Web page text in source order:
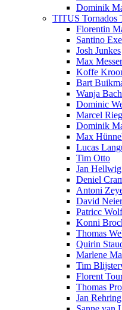
Dominik
TITUS Tornados
Florentin
Santino
Josh Junkes
Max
Koffe
Bart
Wanja Bach
Dominic
Marcel
Dominik
Max
Lucas
Tim Otto
Jan Hellwig
Deniel
Antoni
David Neier
Patricc Wolf
Konni
Thomas
Quirin
Marlene
Tim
Florent
Thomas
Jan Rehring